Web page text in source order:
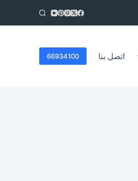
اتصل بنا 66934100